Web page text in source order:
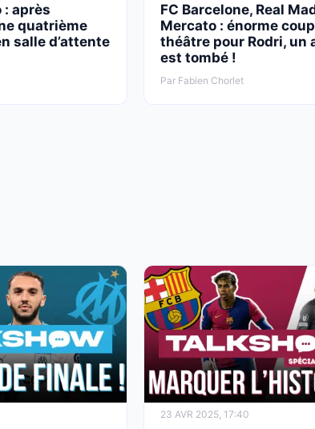
: après
quatrième
salle d’attente
FC Barcelone, Real
Mercato : énorme
théâtre pour Rodri, un
est tombé !
Par Fabien Chorlet
23 AVR 2025, 17:40